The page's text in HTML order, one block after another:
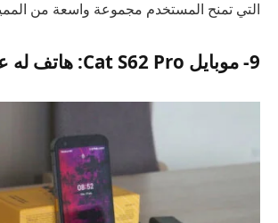
التي تمنح المستخدم مجموعة واسعة من
9- موبايل Cat S62 Pro: هاتف له عينين